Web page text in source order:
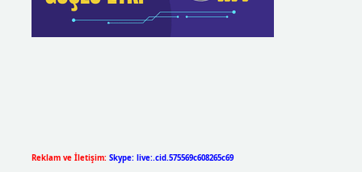
Reklam ve İletişim: Skype: live:.cid.575569c608265c69